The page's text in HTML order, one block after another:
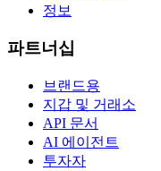
정보
파트너십
브랜드용
지갑 및 거래소
API 문서
AI 에이전트
투자자